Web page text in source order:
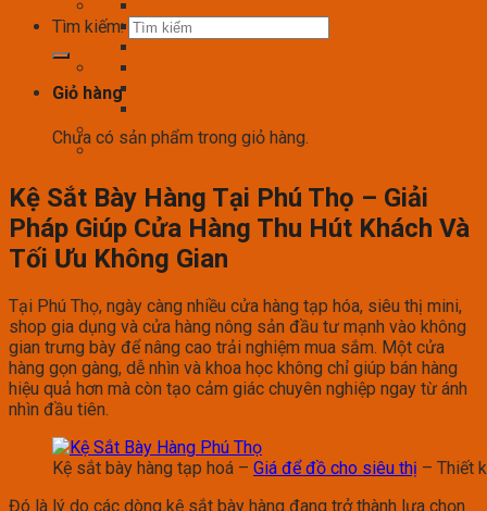
Tìm kiếm:
Giỏ hàng
Chưa có sản phẩm trong giỏ hàng.
Kệ Sắt Bày Hàng Tại Phú Thọ – Giải
Pháp Giúp Cửa Hàng Thu Hút Khách Và
Tối Ưu Không Gian
Tại Phú Thọ, ngày càng nhiều cửa hàng tạp hóa, siêu thị mini,
shop gia dụng và cửa hàng nông sản đầu tư mạnh vào không
gian trưng bày để nâng cao trải nghiệm mua sắm. Một cửa
hàng gọn gàng, dễ nhìn và khoa học không chỉ giúp bán hàng
hiệu quả hơn mà còn tạo cảm giác chuyên nghiệp ngay từ ánh
nhìn đầu tiên.
Kệ sắt bày hàng tạp hoá – Giá để đồ cho siêu thị – Thiết
Đó là lý do các dòng kệ sắt bày hàng đang trở thành lựa chọn